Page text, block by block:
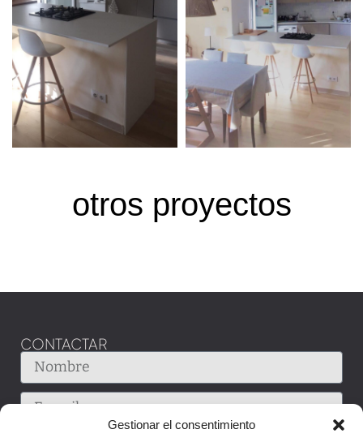
Gestionar el consentimiento
otros proyectos
CONTACTAR